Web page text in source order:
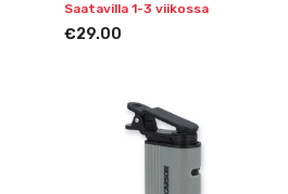
Saatavilla 1-3 viikossa
€29.00